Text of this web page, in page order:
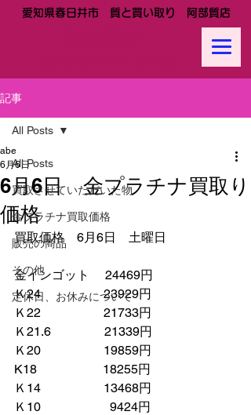
愛知県春日井市 質と買い取り 阿部質店
記事
All Posts
買取させていただいた物
金プラチナ買取価格
販売の商品
その他
定休日、お休みについて
All Posts
6月6日 金プラチナ買取り
価格
abe
6月6日
買取価格　6月6日　土曜日
金インゴット　 24469円
Ｋ24　　　　　23929円
Ｋ22　　　　　21733円
Ｋ21.6　　　　 21339円
Ｋ20　　　　　19859円
K18　　　　　 18255円
Ｋ14　　　　　13468円
Ｋ10　　　　　  9424円